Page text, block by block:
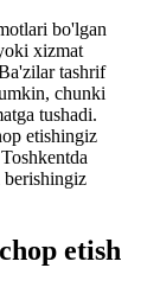
bo'lgan
xizmat
tashrif
chunki
tushadi.
etishingiz
berishingiz
etish